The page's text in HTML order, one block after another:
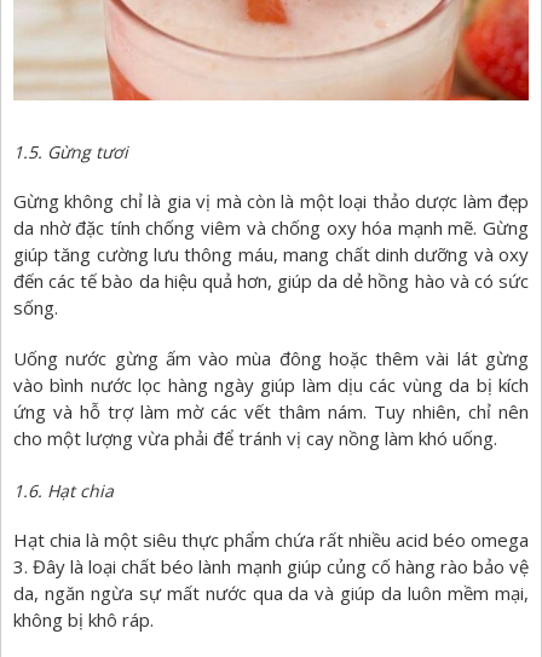
1.5. Gừng tươi
Gừng không chỉ là gia vị mà còn là một loại thảo dược làm đẹp
da nhờ đặc tính chống viêm và chống oxy hóa mạnh mẽ. Gừng
giúp tăng cường lưu thông máu, mang chất dinh dưỡng và oxy
đến các tế bào da hiệu quả hơn, giúp da dẻ hồng hào và có sức
sống.
Uống nước gừng ấm vào mùa đông hoặc thêm vài lát gừng
vào bình nước lọc hàng ngày giúp làm dịu các vùng da bị kích
ứng và hỗ trợ làm mờ các vết thâm nám. Tuy nhiên, chỉ nên
cho một lượng vừa phải để tránh vị cay nồng làm khó uống.
1.6. Hạt chia
Hạt chia là một siêu thực phẩm chứa rất nhiều acid béo omega
3. Đây là loại chất béo lành mạnh giúp củng cố hàng rào bảo vệ
da, ngăn ngừa sự mất nước qua da và giúp da luôn mềm mại,
không bị khô ráp.